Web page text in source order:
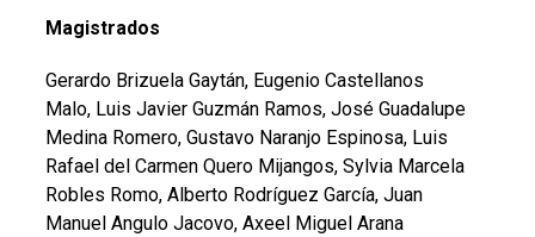
Magistrados
Gerardo Brizuela Gaytán, Eugenio Castellanos
Malo, Luis Javier Guzmán Ramos, José Guadalupe
Medina Romero, Gustavo Naranjo Espinosa, Luis
Rafael del Carmen Quero Mijangos, Sylvia Marcela
Robles Romo, Alberto Rodríguez García, Juan
Manuel Angulo Jacovo, Axeel Miguel Arana